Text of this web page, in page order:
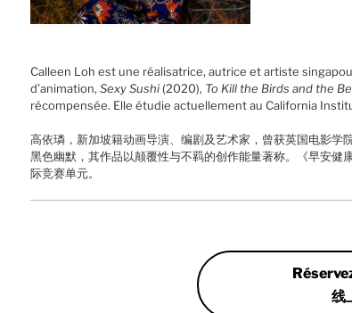
Calleen Loh est une réalisatrice, autrice et artiste
d’animation, Sexy Sushi (2020), To Kill the Birds and the
récompensée. Elle étudie actuellement au California
高依璘，新加坡籍动画导演、编剧及艺术家，曾获英国电影
黑色幽默，其作品以颠覆性与不羁的创作能量著称。《早安
际竞赛单元。
线